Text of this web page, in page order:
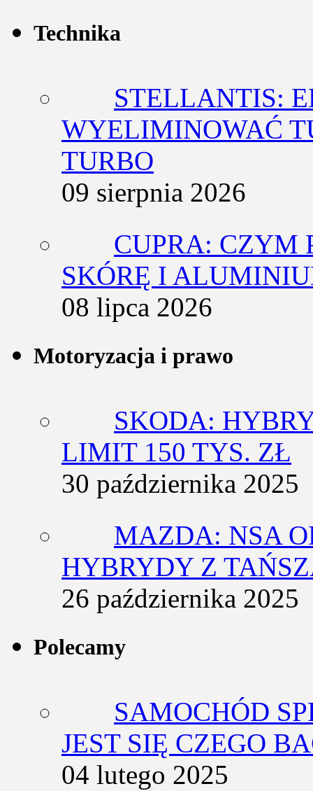
Technika
STELLANTIS:
WYELIMINOWAĆ
TURBO
09 sierpnia 2026
CUPRA: CZYM
SKÓRĘ I
08 lipca 2026
Motoryzacja i prawo
SKODA:
LIMIT 150 TYS. ZŁ
30 października 2025
MAZDA: NSA
HYBRYDY Z
26 października 2025
Polecamy
SAMOCHÓD
JEST SIĘ CZEGO
04 lutego 2025